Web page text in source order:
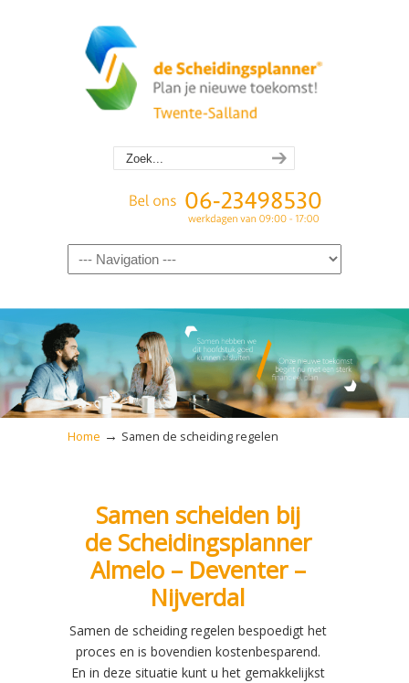
Navigation
Home → Samen de scheiding regelen
Samen scheiden bij
de Scheidingsplanner
Almelo – Deventer –
Nijverdal
Samen de scheiding regelen bespoedigt het
proces en is bovendien kostenbesparend.
En in deze situatie kunt u het gemakkelijkst